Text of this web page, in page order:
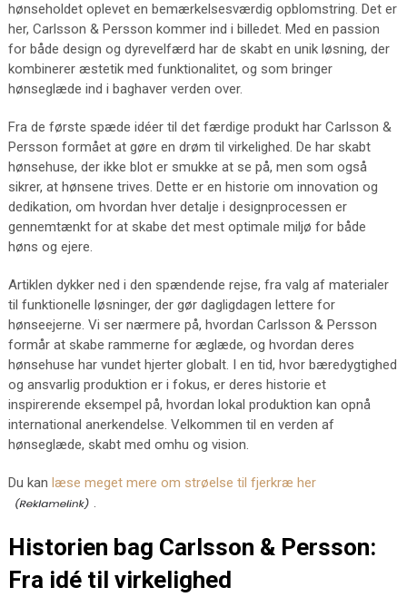
hønseholdet oplevet en bemærkelsesværdig opblomstring. Det er
her, Carlsson & Persson kommer ind i billedet. Med en passion
for både design og dyrevelfærd har de skabt en unik løsning, der
kombinerer æstetik med funktionalitet, og som bringer
hønseglæde ind i baghaver verden over.
Fra de første spæde idéer til det færdige produkt har Carlsson &
Persson formået at gøre en drøm til virkelighed. De har skabt
hønsehuse, der ikke blot er smukke at se på, men som også
sikrer, at hønsene trives. Dette er en historie om innovation og
dedikation, om hvordan hver detalje i designprocessen er
gennemtænkt for at skabe det mest optimale miljø for både
høns og ejere.
Artiklen dykker ned i den spændende rejse, fra valg af materialer
til funktionelle løsninger, der gør dagligdagen lettere for
hønseejerne. Vi ser nærmere på, hvordan Carlsson & Persson
formår at skabe rammerne for æglæde, og hvordan deres
hønsehuse har vundet hjerter globalt. I en tid, hvor bæredygtighed
og ansvarlig produktion er i fokus, er deres historie et
inspirerende eksempel på, hvordan lokal produktion kan opnå
international anerkendelse. Velkommen til en verden af
hønseglæde, skabt med omhu og vision.
Du kan læse meget mere om strøelse til fjerkræ her
.
Historien bag Carlsson & Persson:
Fra idé til virkelighed